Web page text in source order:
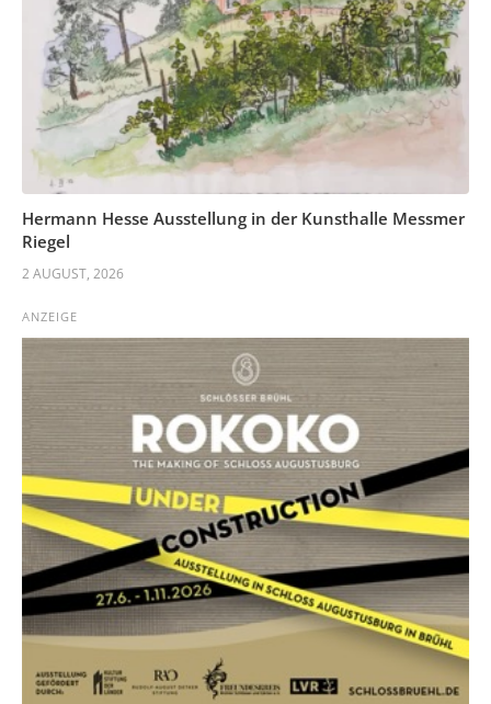
Hermann Hesse Ausstellung in der Kunsthalle Messmer
Riegel
2 AUGUST, 2026
ANZEIGE